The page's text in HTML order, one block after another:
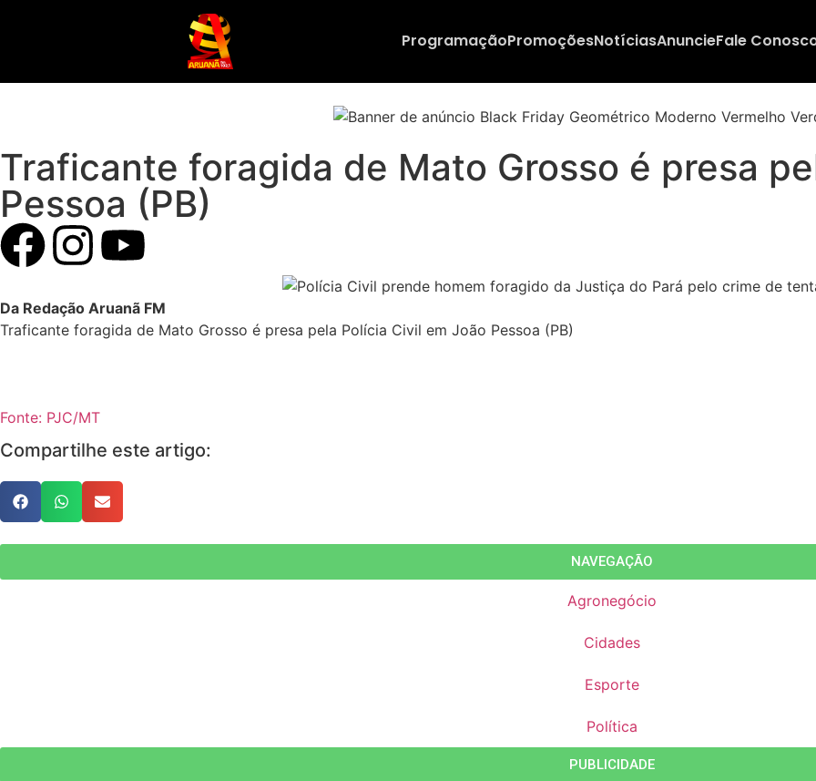
ProgramaçãoPromoçõesNotíciasAnuncieFale
Traficante foragida de Mato Grosso é presa
Pessoa (PB)
Da Redação Aruanã FM
Traficante foragida de Mato Grosso é presa pela Polícia Civil em João Pessoa (PB)
Fonte: PJC/MT
Compartilhe este artigo:
NAVEGAÇÃO
Agronegócio
Cidades
Esporte
Política
PUBLICIDADE